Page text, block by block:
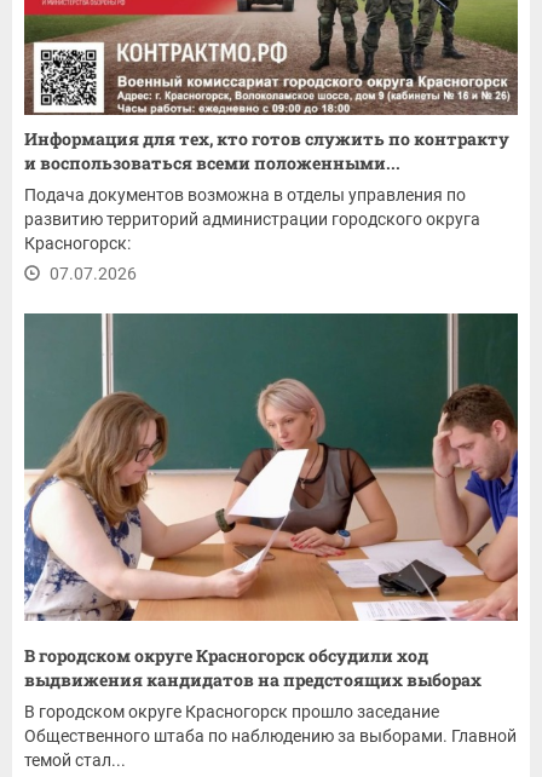
Информация для тех, кто готов служить по контракту
и воспользоваться всеми положенными...
Подача документов возможна в отделы управления по
развитию территорий администрации городского округа
Красногорск:
07.07.2026
В городском округе Красногорск обсудили ход
выдвижения кандидатов на предстоящих выборах
В городском округе Красногорск прошло заседание
Общественного штаба по наблюдению за выборами. Главной
темой стал...